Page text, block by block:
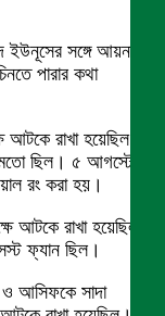
ইউনূসের সঙ্গে আয়নাঘর
পারার কথা
আটকে রাখা হয়েছিল
ছিল। ৫ আগস্টের
রং করা হয়।
আটকে রাখা হয়েছিল
ফ্যান ছিল।
ও আসিফকে সাদা